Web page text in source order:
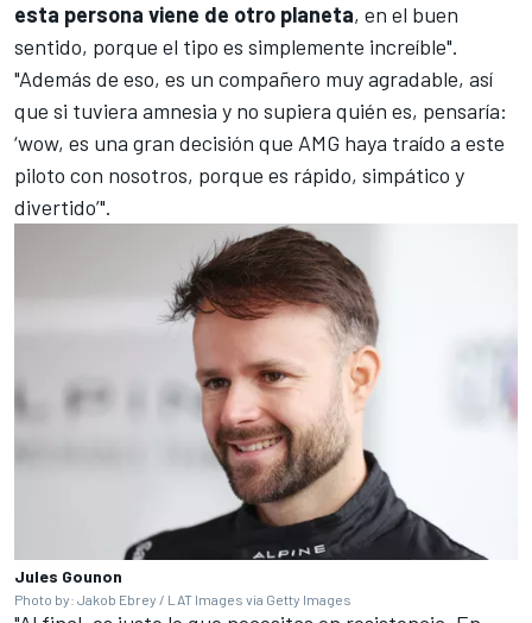
esta persona viene de otro planeta, en el buen
sentido, porque el tipo es simplemente increíble".
"Además de eso, es un compañero muy agradable, así
que si tuviera amnesia y no supiera quién es, pensaría:
‘wow, es una gran decisión que AMG haya traído a este
piloto con nosotros, porque es rápido, simpático y
divertido’".
Jules Gounon
Photo by: Jakob Ebrey / LAT Images via Getty Images